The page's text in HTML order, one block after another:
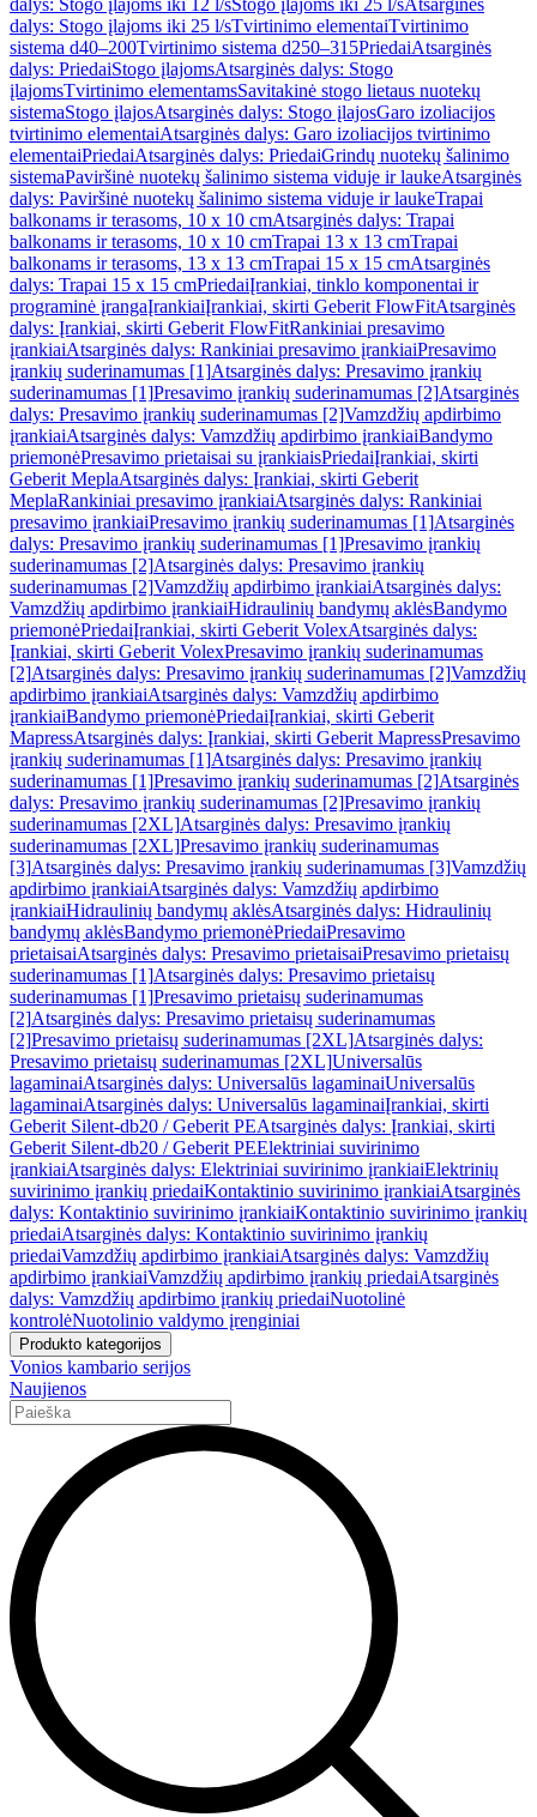
dalys: Stogo įlajoms iki 12 l/sStogo įlajoms iki 25 l/sAtsarginės
dalys: Stogo įlajoms iki 25 l/sTvirtinimo elementaiTvirtinimo
sistema d40–200Tvirtinimo sistema d250–315PriedaiAtsarginės
dalys: PriedaiStogo įlajomsAtsarginės dalys: Stogo
įlajomsTvirtinimo elementamsSavitakinė stogo lietaus nuotekų
sistemaStogo įlajosAtsarginės dalys: Stogo įlajosGaro izoliacijos
tvirtinimo elementaiAtsarginės dalys: Garo izoliacijos tvirtinimo
elementaiPriedaiAtsarginės dalys: PriedaiGrindų nuotekų šalinimo
sistemaPaviršinė nuotekų šalinimo sistema viduje ir laukeAtsarginės
dalys: Paviršinė nuotekų šalinimo sistema viduje ir laukeTrapai
balkonams ir terasoms, 10 x 10 cmAtsarginės dalys: Trapai
balkonams ir terasoms, 10 x 10 cmTrapai 13 x 13 cmTrapai
balkonams ir terasoms, 13 x 13 cmTrapai 15 x 15 cmAtsarginės
dalys: Trapai 15 x 15 cmPriedaiĮrankiai, tinklo komponentai ir
programinė įrangaĮrankiaiĮrankiai, skirti Geberit FlowFitAtsarginės
dalys: Įrankiai, skirti Geberit FlowFitRankiniai presavimo
įrankiaiAtsarginės dalys: Rankiniai presavimo įrankiaiPresavimo
įrankių suderinamumas [1]Atsarginės dalys: Presavimo įrankių
suderinamumas [1]Presavimo įrankių suderinamumas [2]Atsarginės
dalys: Presavimo įrankių suderinamumas [2]Vamzdžių apdirbimo
įrankiaiAtsarginės dalys: Vamzdžių apdirbimo įrankiaiBandymo
priemonėPresavimo prietaisai su įrankiaisPriedaiĮrankiai, skirti
Geberit MeplaAtsarginės dalys: Įrankiai, skirti Geberit
MeplaRankiniai presavimo įrankiaiAtsarginės dalys: Rankiniai
presavimo įrankiaiPresavimo įrankių suderinamumas [1]Atsarginės
dalys: Presavimo įrankių suderinamumas [1]Presavimo įrankių
suderinamumas [2]Atsarginės dalys: Presavimo įrankių
suderinamumas [2]Vamzdžių apdirbimo įrankiaiAtsarginės dalys:
Vamzdžių apdirbimo įrankiaiHidraulinių bandymų aklėsBandymo
priemonėPriedaiĮrankiai, skirti Geberit VolexAtsarginės dalys:
Įrankiai, skirti Geberit VolexPresavimo įrankių suderinamumas
[2]Atsarginės dalys: Presavimo įrankių suderinamumas [2]Vamzdžių
apdirbimo įrankiaiAtsarginės dalys: Vamzdžių apdirbimo
įrankiaiBandymo priemonėPriedaiĮrankiai, skirti Geberit
MapressAtsarginės dalys: Įrankiai, skirti Geberit MapressPresavimo
įrankių suderinamumas [1]Atsarginės dalys: Presavimo įrankių
suderinamumas [1]Presavimo įrankių suderinamumas [2]Atsarginės
dalys: Presavimo įrankių suderinamumas [2]Presavimo įrankių
suderinamumas [2XL]Atsarginės dalys: Presavimo įrankių
suderinamumas [2XL]Presavimo įrankių suderinamumas
[3]Atsarginės dalys: Presavimo įrankių suderinamumas [3]Vamzdžių
apdirbimo įrankiaiAtsarginės dalys: Vamzdžių apdirbimo
įrankiaiHidraulinių bandymų aklėsAtsarginės dalys: Hidraulinių
bandymų aklėsBandymo priemonėPriedaiPresavimo
prietaisaiAtsarginės dalys: Presavimo prietaisaiPresavimo prietaisų
suderinamumas [1]Atsarginės dalys: Presavimo prietaisų
suderinamumas [1]Presavimo prietaisų suderinamumas
[2]Atsarginės dalys: Presavimo prietaisų suderinamumas
[2]Presavimo prietaisų suderinamumas [2XL]Atsarginės dalys:
Presavimo prietaisų suderinamumas [2XL]Universalūs
lagaminaiAtsarginės dalys: Universalūs lagaminaiUniversalūs
lagaminaiAtsarginės dalys: Universalūs lagaminaiĮrankiai, skirti
Geberit Silent-db20 / Geberit PEAtsarginės dalys: Įrankiai, skirti
Geberit Silent-db20 / Geberit PEElektriniai suvirinimo
įrankiaiAtsarginės dalys: Elektriniai suvirinimo įrankiaiElektrinių
suvirinimo įrankių priedaiKontaktinio suvirinimo įrankiaiAtsarginės
dalys: Kontaktinio suvirinimo įrankiaiKontaktinio suvirinimo įrankių
priedaiAtsarginės dalys: Kontaktinio suvirinimo įrankių
priedaiVamzdžių apdirbimo įrankiaiAtsarginės dalys: Vamzdžių
apdirbimo įrankiaiVamzdžių apdirbimo įrankių priedaiAtsarginės
dalys: Vamzdžių apdirbimo įrankių priedaiNuotolinė
kontrolėNuotolinio valdymo įrenginiai
Produkto kategorijos
Vonios kambario serijos
Naujienos